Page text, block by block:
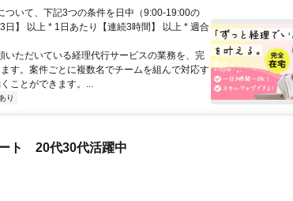
ついて、下記3つの条件を日中（9:00-19:00の
日】 以上 * 1日あたり【連続3時間】 以上 * 週合
いただいている経理代行サービスの業務を、完
す。案件ごとに複数名でチームを組んで対応す
ことができます。...
り
ト 20代30代活躍中